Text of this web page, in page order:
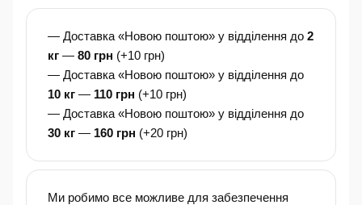
— Доставка «Новою поштою» у відділення до 2
кг — 80 грн (+10 грн)
— Доставка «Новою поштою» у відділення до
10 кг — 110 грн (+10 грн)
— Доставка «Новою поштою» у відділення до
30 кг — 160 грн (+20 грн)
Ми робимо все можливе для забезпечення